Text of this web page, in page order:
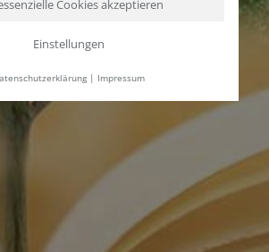
Cookies akzeptieren
Einstellungen
| Impressum